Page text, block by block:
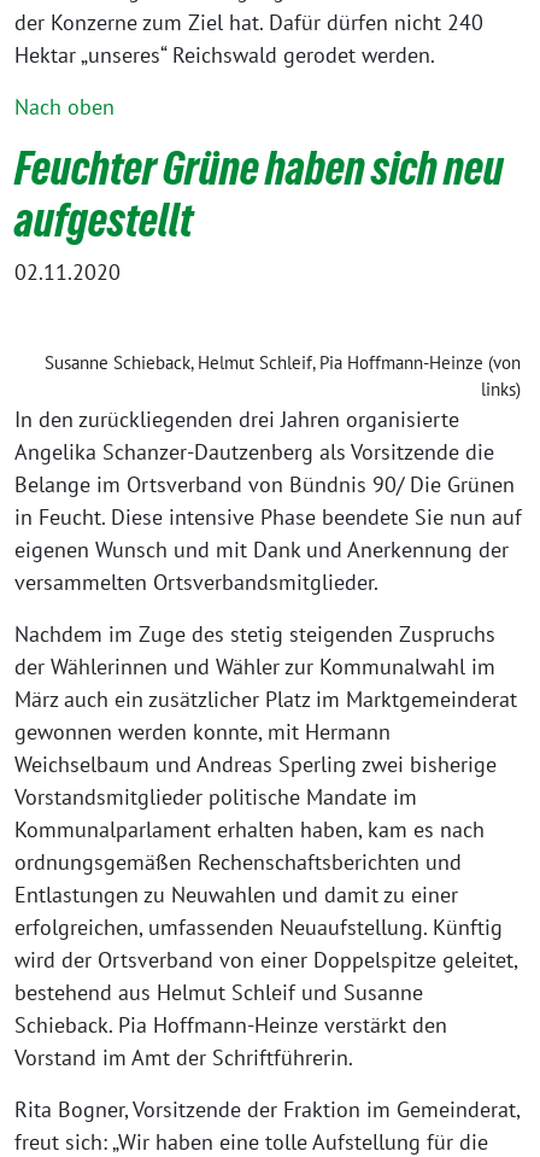
der Konzerne zum Ziel hat. Dafür dürfen nicht 240
Hektar „unseres“ Reichswald gerodet werden.
Nach oben
Feuchter Grüne haben sich neu
aufgestellt
02.11.2020
Susanne Schieback, Helmut Schleif, Pia Hoffmann-Heinze (von
links)
In den zurückliegenden drei Jahren organisierte
Angelika Schanzer-Dautzenberg als Vorsitzende die
Belange im Ortsverband von Bündnis 90/ Die Grünen
in Feucht. Diese intensive Phase beendete Sie nun auf
eigenen Wunsch und mit Dank und Anerkennung der
versammelten Ortsverbandsmitglieder.
Nachdem im Zuge des stetig steigenden Zuspruchs
der Wählerinnen und Wähler zur Kommunalwahl im
März auch ein zusätzlicher Platz im Marktgemeinderat
gewonnen werden konnte, mit Hermann
Weichselbaum und Andreas Sperling zwei bisherige
Vorstandsmitglieder politische Mandate im
Kommunalparlament erhalten haben, kam es nach
ordnungsgemäßen Rechenschaftsberichten und
Entlastungen zu Neuwahlen und damit zu einer
erfolgreichen, umfassenden Neuaufstellung. Künftig
wird der Ortsverband von einer Doppelspitze geleitet,
bestehend aus Helmut Schleif und Susanne
Schieback. Pia Hoffmann-Heinze verstärkt den
Vorstand im Amt der Schriftführerin.
Rita Bogner, Vorsitzende der Fraktion im Gemeinderat,
freut sich: „Wir haben eine tolle Aufstellung für die